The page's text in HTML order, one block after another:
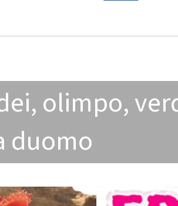
, olimpo,
duomo